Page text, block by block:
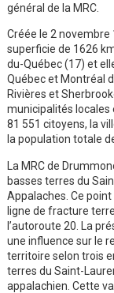
général de la MRC.
Créée le 2 novembre
superficie de 1626
du-Québec (17) et
Québec et Montréal
Rivières et
municipalités locales
81 551 citoyens, la
la population totale
La MRC de
basses terres du
Appalaches. Ce
ligne de fracture
l’autoroute 20. La
une influence sur le
territoire selon trois
terres du Saint-
appalachien. Cette